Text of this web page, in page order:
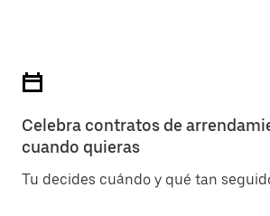
Celebra contratos de
cuando quieras
Tu decides cuándo y qué tan